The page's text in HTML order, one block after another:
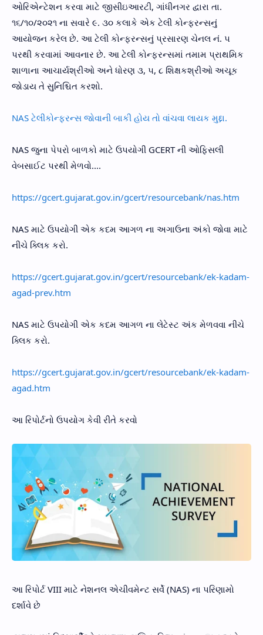
ઓરિએન્ટેશન કરવા માટે જીસીઇઆરટી, ગાંધીનગર દ્વારા તા.
૧૬/૧૦/૨૦૨૧ ના સવારે ૯. ૩૦ કલાકે એક ટેલી કોન્ફરન્સનું
આયોજન કરેલ છે. આ ટેલી કોન્ફરન્સનું પ્રસારણ ચેનલ નં. ૫
પરથી કરવામાં આવનાર છે. આ ટેલી કોન્ફરન્સમાં તમામ પ્રાથમિક
શાળાના આચાર્યશ્રીઓ અને ધોરણ ૩, ૫, ૮ શિક્ષકશ્રીઓ અચૂક
જોડાય તે સુનિશ્ચિત કરશો.
NAS ટેલીકોન્ફરન્સ જોવાની બાકી હોય તો વાંચવા લાયક મુદ્દા.
NAS જુના પેપરો બાળકો માટે ઉપયોગી GCERT ની ઓફિસલી
વેબસાઈટ પરથી મેળવો....
https://gcert.gujarat.gov.in/gcert/resourcebank/nas.htm
NAS માટે ઉપયોગી એક કદમ આગળ ના અગાઉના અંકો જોવા માટે
નીચે ક્લિક કરો.
https://gcert.gujarat.gov.in/gcert/resourcebank/ek-kadam-
agad-prev.htm
NAS માટે ઉપયોગી એક કદમ આગળ ના લેટેસ્ટ અંક મેળવવા નીચે
ક્લિક કરો.
https://gcert.gujarat.gov.in/gcert/resourcebank/ek-kadam-
agad.htm
આ રિપોર્ટનો ઉપયોગ કેવી રીતે કરવો
આ રિપોર્ટ VIII માટે નેશનલ એચીવમેન્ટ સર્વે (NAS) ના પરિણામો
દર્શાવે છે